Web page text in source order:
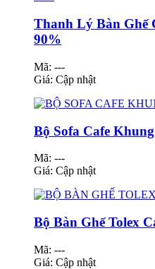
Thanh Lý Bàn Ghế
90%
Mã: ---
Giá: Cập nhật
Bộ Sofa Cafe
Mã: ---
Giá: Cập nhật
Bộ Bàn Ghế Tolex
Mã: ---
Giá: Cập nhật